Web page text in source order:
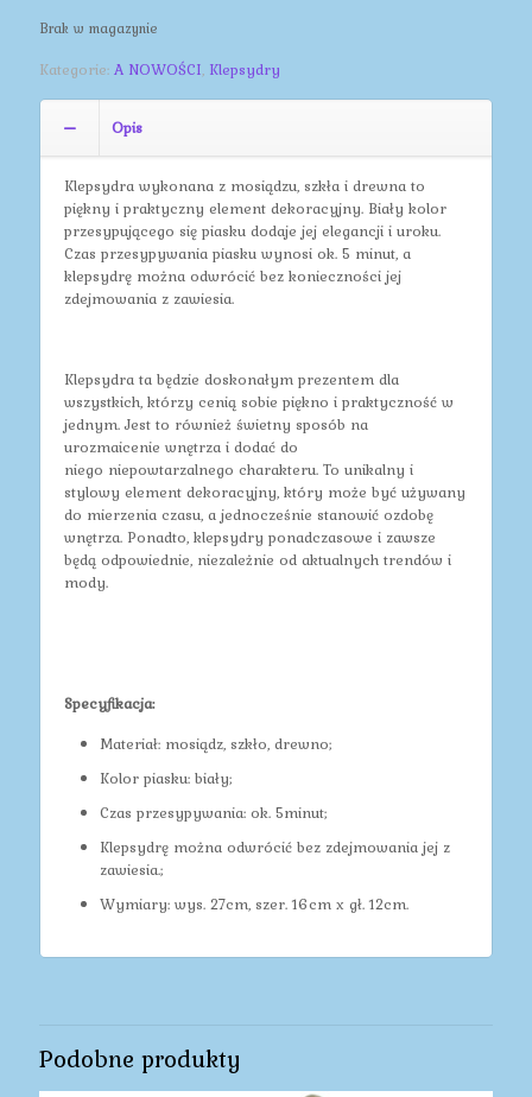
Brak w magazynie
Kategorie: A NOWOŚCI, Klepsydry
Opis
Klepsydra wykonana z mosiądzu, szkła i drewna to
piękny i praktyczny element dekoracyjny. Biały kolor
przesypującego się piasku dodaje jej elegancji i uroku.
Czas przesypywania piasku wynosi ok. 5 minut, a
klepsydrę można odwrócić bez konieczności jej
zdejmowania z zawiesia.
Klepsydra ta będzie doskonałym prezentem dla
wszystkich, którzy cenią sobie piękno i praktyczność w
jednym. Jest to również świetny sposób na
urozmaicenie wnętrza i dodać do
niego niepowtarzalnego charakteru. To unikalny i
stylowy element dekoracyjny, który może być używany
do mierzenia czasu, a jednocześnie stanowić ozdobę
wnętrza. Ponadto, klepsydry ponadczasowe i zawsze
będą odpowiednie, niezależnie od aktualnych trendów i
mody.
Specyfikacja:
Materiał: mosiądz, szkło, drewno;
Kolor piasku: biały;
Czas przesypywania: ok. 5minut;
Klepsydrę można odwrócić bez zdejmowania jej z
zawiesia.;
Wymiary: wys. 27cm, szer. 16cm x gł. 12cm.
Podobne produkty